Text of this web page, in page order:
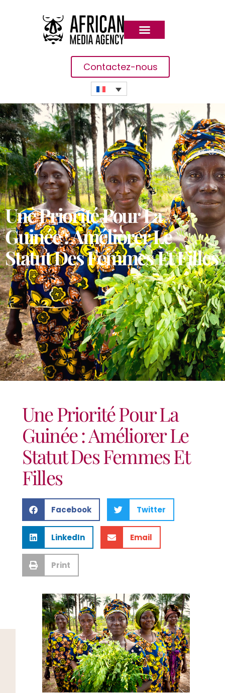
Contactez-nous
Une Priorité Pour La
Guinée : Améliorer Le
Statut Des Femmes Et Filles
Une Priorité Pour La
Guinée : Améliorer Le
Statut Des Femmes Et
Filles
Facebook Twitter
LinkedIn Email
Print